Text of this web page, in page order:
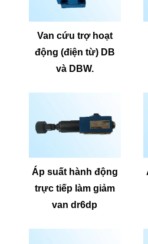
Van cứu trợ hoạt
động (điện từ) DB
và DBW.
Áp suất hành động
trực tiếp làm giảm
van dr6dp